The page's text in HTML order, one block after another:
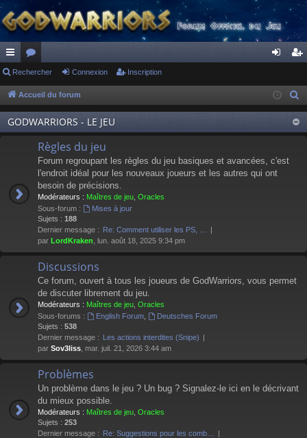
ac
co
ur
ci
or
u
m
s
ne
xi
on
cri
pti
on
Rechercher Connexion Inscription
Accueil du forum
GODWARRIORS - LE JEU
Règles du jeu
Forum regroupant les règles du jeu basiques et avancées, c'est
l'endroit idéal pour les nouveaux joueurs et les autres qui ont
besoin de précisions.
Modérateurs : Maîtres de jeu Oracles
Sous-forum :
Mises à jour
Sujets : 188
Dernier message : Re: Comment utiliser les PS, …
par LordKraken , lun. août 18, 2025 9:34 pm
Discussions
Ce forum, ouvert à tous les joueurs de GodWarriors, vous permet
de discuter librement du jeu.
Modérateurs : Maîtres de jeu Oracles
Sous-forums :
English Forum,
Deutsches Forum
Sujets : 538
Dernier message : Les actions interdites (Snipe)
par Sov3liss , mar. juil. 21, 2026 3:44 am
Problèmes
Un problème dans le jeu ? Un bug ? Signalez-le ici en le décrivant
du mieux possible.
Modérateurs : Maîtres de jeu Oracles
Sujets : 253
Dernier message : Re: Suggestions pour les comb…